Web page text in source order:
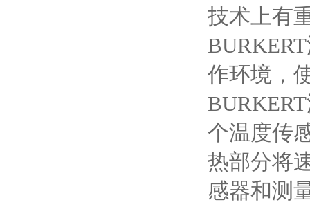
技术上有
作环境，
个温度传
热部分将
感器和测